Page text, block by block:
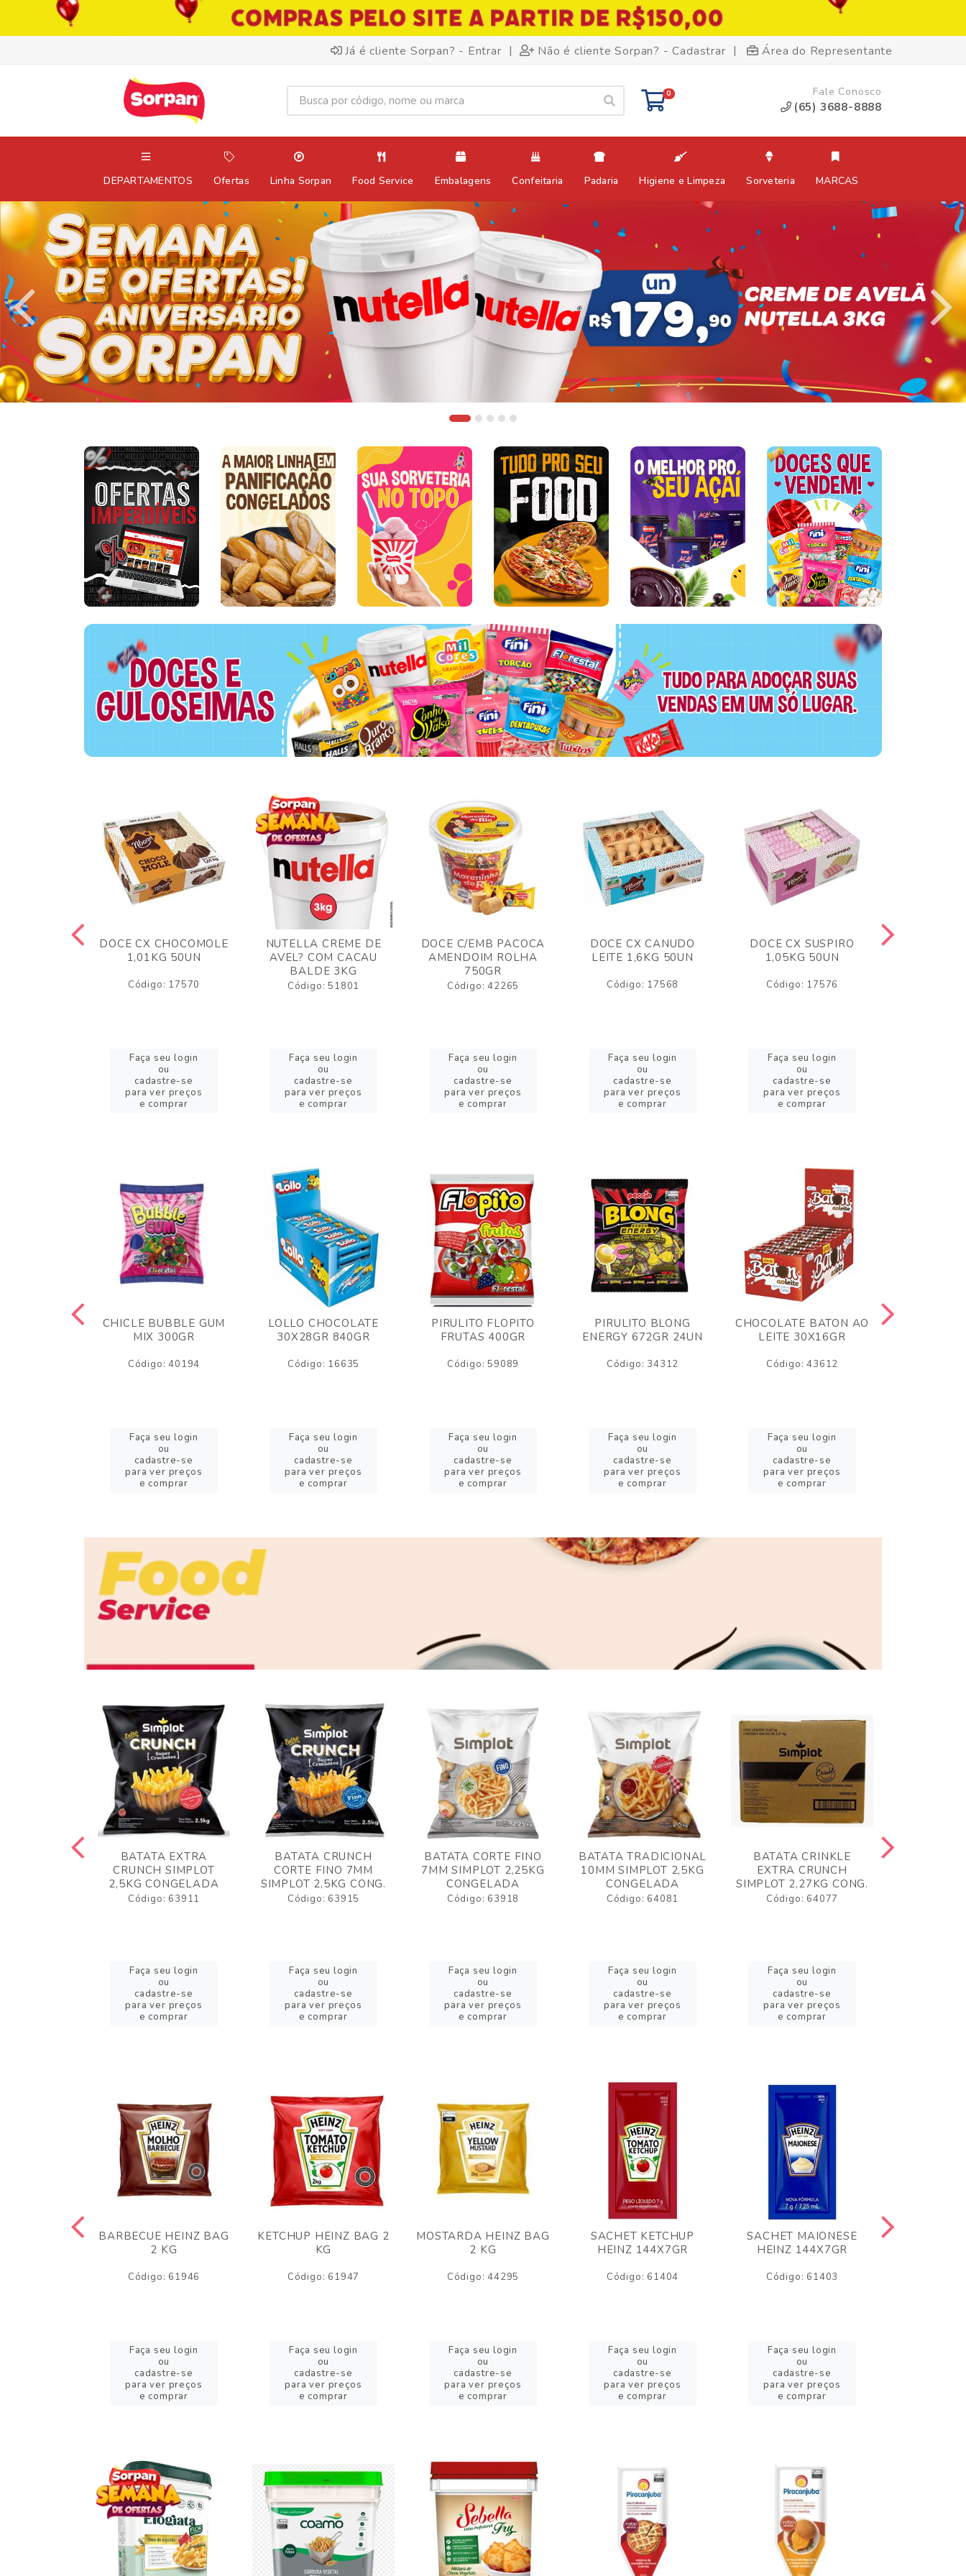
Já é cliente Sorpan? - Entrar | Não é cliente Sorpan? - Cadastrar | Área do Representante
0 Fale Conosco
(65) 3688-8888
DEPARTAMENTOS Ofertas Linha Sorpan Food Service Embalagens Confeitaria Padaria Higiene e Limpeza Sorveteria MARCAS
DOCE CX CHOCOMOLE
1,01KG 50UN
Código: 17570
Faça seu login
ou
cadastre-se
para ver preços
e comprar
NUTELLA CREME DE
AVEL? COM CACAU
BALDE 3KG
Código: 51801
Faça seu login
ou
cadastre-se
para ver preços
e comprar
DOCE C/EMB PACOCA
AMENDOIM ROLHA
750GR
Código: 42265
Faça seu login
ou
cadastre-se
para ver preços
e comprar
DOCE CX CANUDO
LEITE 1,6KG 50UN
Código: 17568
Faça seu login
ou
cadastre-se
para ver preços
e comprar
DOCE CX SUSPIRO
1,05KG 50UN
Código: 17576
Faça seu login
ou
cadastre-se
para ver preços
e comprar
CHICLE BUBBLE GUM
MIX 300GR
Código: 40194
Faça seu login
ou
cadastre-se
para ver preços
e comprar
LOLLO CHOCOLATE
30X28GR 840GR
Código: 16635
Faça seu login
ou
cadastre-se
para ver preços
e comprar
PIRULITO FLOPITO
FRUTAS 400GR
Código: 59089
Faça seu login
ou
cadastre-se
para ver preços
e comprar
PIRULITO BLONG
ENERGY 672GR 24UN
Código: 34312
Faça seu login
ou
cadastre-se
para ver preços
e comprar
CHOCOLATE BATON AO
LEITE 30X16GR
Código: 43612
Faça seu login
ou
cadastre-se
para ver preços
e comprar
BATATA EXTRA
CRUNCH SIMPLOT
2,5KG CONGELADA
Código: 63911
Faça seu login
ou
cadastre-se
para ver preços
e comprar
BATATA CRUNCH
CORTE FINO 7MM
SIMPLOT 2,5KG CONG.
Código: 63915
Faça seu login
ou
cadastre-se
para ver preços
e comprar
BATATA CORTE FINO
7MM SIMPLOT 2,25KG
CONGELADA
Código: 63918
Faça seu login
ou
cadastre-se
para ver preços
e comprar
BATATA TRADICIONAL
10MM SIMPLOT 2,5KG
CONGELADA
Código: 64081
Faça seu login
ou
cadastre-se
para ver preços
e comprar
BATATA CRINKLE
EXTRA CRUNCH
SIMPLOT 2,27KG CONG.
Código: 64077
Faça seu login
ou
cadastre-se
para ver preços
e comprar
BARBECUE HEINZ BAG
2 KG
Código: 61946
Faça seu login
ou
cadastre-se
para ver preços
e comprar
KETCHUP HEINZ BAG 2
KG
Código: 61947
Faça seu login
ou
cadastre-se
para ver preços
e comprar
MOSTARDA HEINZ BAG
2 KG
Código: 44295
Faça seu login
ou
cadastre-se
para ver preços
e comprar
SACHET KETCHUP
HEINZ 144X7GR
Código: 61404
Faça seu login
ou
cadastre-se
para ver preços
e comprar
SACHET MAIONESE
HEINZ 144X7GR
Código: 61403
Faça seu login
ou
cadastre-se
para ver preços
e comprar